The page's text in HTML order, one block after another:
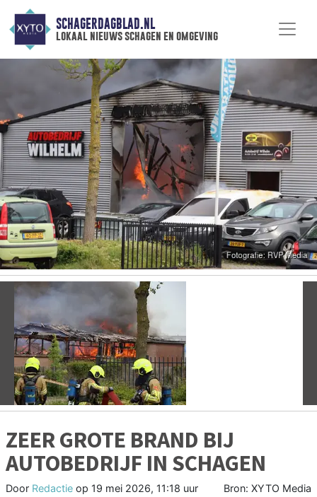
SCHAGERDAGBLAD.NL
lokaal nieuws schagen en omgeving
Vorige
ZEER GROTE BRAND BIJ
AUTOBEDRIJF IN SCHAGEN
Door Redactie op 19 mei 2026, 11:18 uur Bron: XYTO Media